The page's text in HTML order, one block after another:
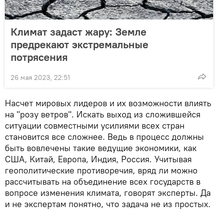
Климат задаст жару: Земле
предрекают экстремальные
потрясения
26 мая 2023, 22:51
Насчет мировых лидеров и их возможности влиять
на "розу ветров". Искать выход из сложившейся
ситуации совместными усилиями всех стран
становится все сложнее. Ведь в процесс должны
быть вовлечены такие ведущие экономики, как
США, Китай, Европа, Индия, Россия. Учитывая
геополитические противоречия, вряд ли можно
рассчитывать на объединение всех государств в
вопросе изменения климата, говорят эксперты. Да
и не экспертам понятно, что задача не из простых.